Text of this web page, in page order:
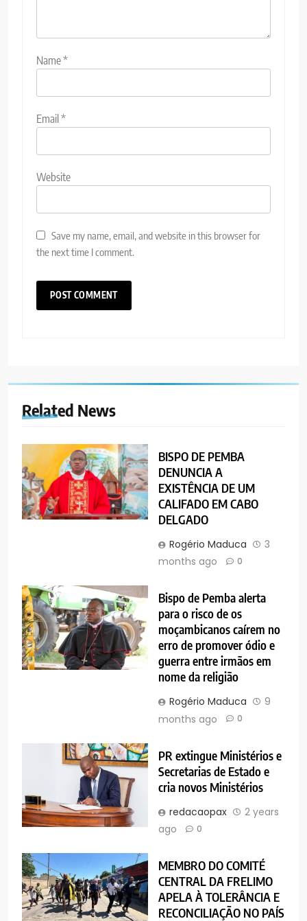
Name*
Email*
Website
Save my name, email, and website in this browser for
the next time I comment.
Related News
BISPO DE PEMBA
DENUNCIA A
EXISTÊNCIA DE UM
CALIFADO EM CABO
DELGADO
Rogério Maduca
3
months ago
0
Bispo de Pemba alerta
para o risco de os
moçambicanos caírem no
erro de promover ódio e
guerra entre irmãos em
nome da religião
Rogério Maduca
9
months ago
0
PR extingue Ministérios e
Secretarias de Estado e
cria novos Ministérios
redacaopax
2 years
ago
0
MEMBRO DO COMITÉ
CENTRAL DA FRELIMO
APELA À TOLERÂNCIA E
RECONCILIAÇÃO NO PAÍS